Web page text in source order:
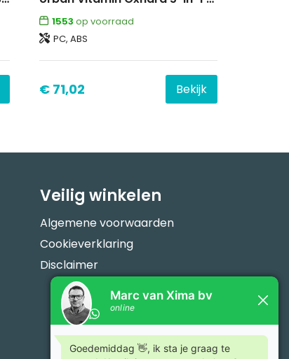
1553 op voorraad
PC, ABS
€ 71,02 Bekijk
Veilig winkelen
Algemene voorwaarden
Cookieverklaring
Disclaimer